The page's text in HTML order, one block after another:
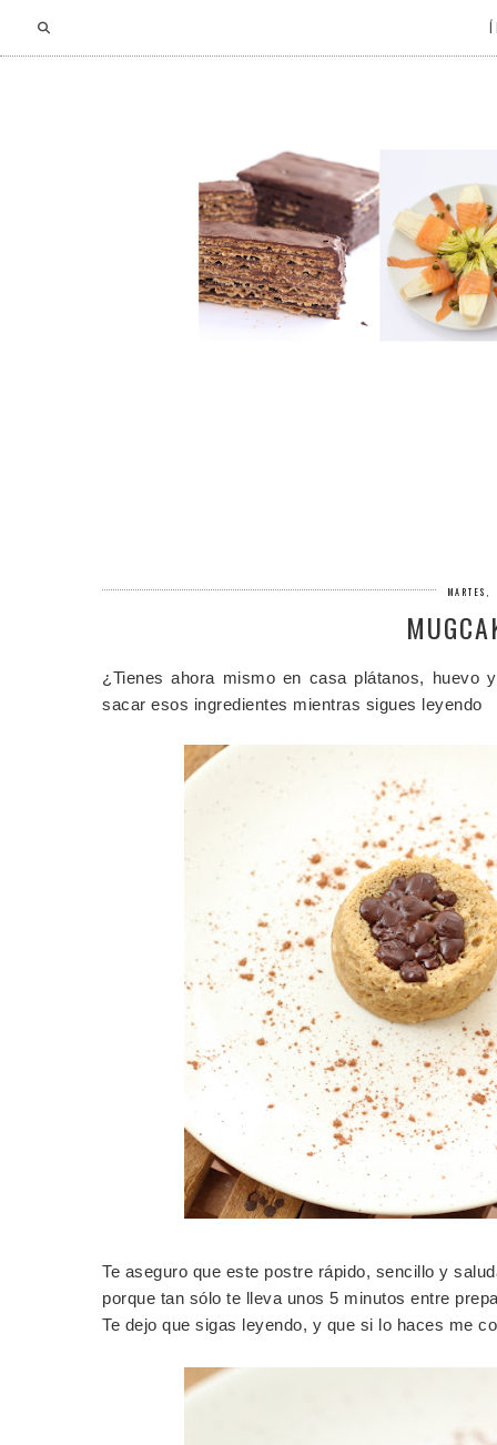
¿Tienes ahora mismo en casa plátanos,
sacar esos ingredientes mientras sigues leyendo
Te aseguro que este postre rápido, sencillo y
porque tan sólo te lleva unos 5 minutos entre
Te dejo que sigas leyendo, y que si lo haces me